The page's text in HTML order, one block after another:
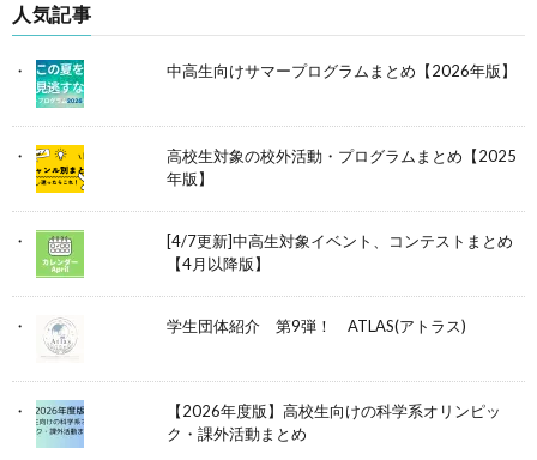
人気記事
中高生向けサマープログラムまとめ【2026年版】
高校生対象の校外活動・プログラムまとめ【2025
年版】
[4/7更新]中高生対象イベント、コンテストまとめ
【4月以降版】
学生団体紹介 第9弾！ ATLAS(アトラス)
【2026年度版】高校生向けの科学系オリンピッ
ク・課外活動まとめ